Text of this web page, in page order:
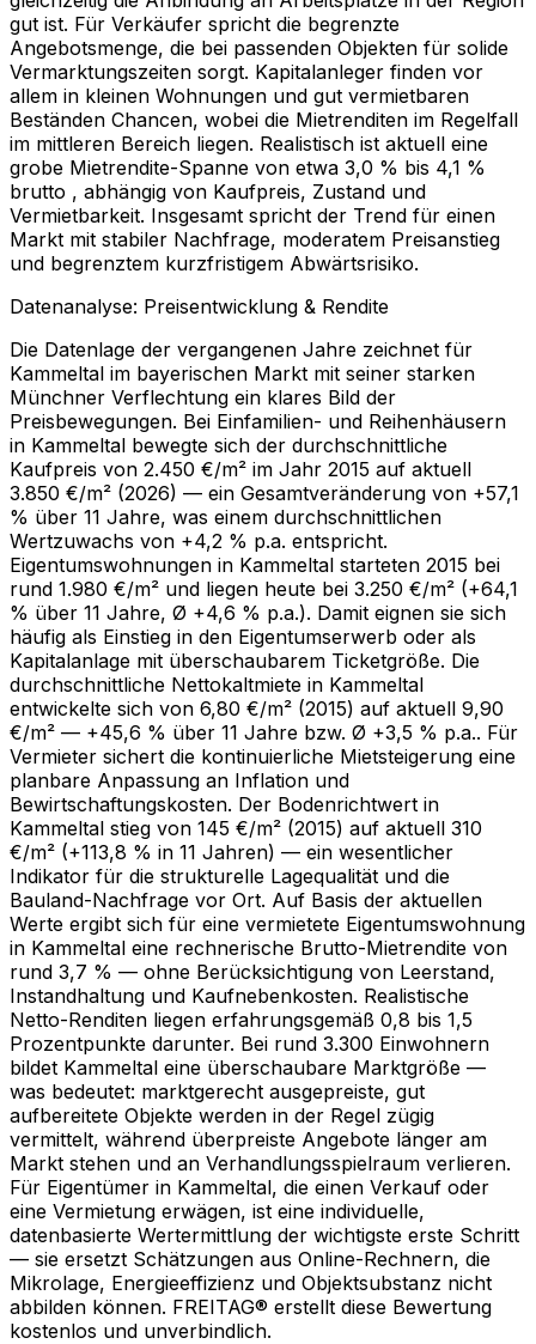
gut ist. Für Verkäufer spricht die begrenzte
Angebotsmenge, die bei passenden Objekten für solide
Vermarktungszeiten sorgt. Kapitalanleger finden vor
allem in kleinen Wohnungen und gut vermietbaren
Beständen Chancen, wobei die Mietrenditen im Regelfall
im mittleren Bereich liegen. Realistisch ist aktuell eine
grobe Mietrendite-Spanne von etwa 3,0 % bis 4,1 %
brutto , abhängig von Kaufpreis, Zustand und
Vermietbarkeit. Insgesamt spricht der Trend für einen
Markt mit stabiler Nachfrage, moderatem Preisanstieg
und begrenztem kurzfristigem Abwärtsrisiko.
Datenanalyse: Preisentwicklung & Rendite
Die Datenlage der vergangenen Jahre zeichnet für
Kammeltal im bayerischen Markt mit seiner starken
Münchner Verflechtung ein klares Bild der
Preisbewegungen. Bei Einfamilien- und Reihenhäusern
in Kammeltal bewegte sich der durchschnittliche
Kaufpreis von 2.450 €/m² im Jahr 2015 auf aktuell
3.850 €/m² (2026) — ein Gesamtveränderung von +57,1
% über 11 Jahre, was einem durchschnittlichen
Wertzuwachs von +4,2 % p.a. entspricht.
Eigentumswohnungen in Kammeltal starteten 2015 bei
rund 1.980 €/m² und liegen heute bei 3.250 €/m² (+64,1
% über 11 Jahre, Ø +4,6 % p.a.). Damit eignen sie sich
häufig als Einstieg in den Eigentumserwerb oder als
Kapitalanlage mit überschaubarem Ticketgröße. Die
durchschnittliche Nettokaltmiete in Kammeltal
entwickelte sich von 6,80 €/m² (2015) auf aktuell 9,90
€/m² — +45,6 % über 11 Jahre bzw. Ø +3,5 % p.a.. Für
Vermieter sichert die kontinuierliche Mietsteigerung eine
planbare Anpassung an Inflation und
Bewirtschaftungskosten. Der Bodenrichtwert in
Kammeltal stieg von 145 €/m² (2015) auf aktuell 310
€/m² (+113,8 % in 11 Jahren) — ein wesentlicher
Indikator für die strukturelle Lagequalität und die
Bauland-Nachfrage vor Ort. Auf Basis der aktuellen
Werte ergibt sich für eine vermietete Eigentumswohnung
in Kammeltal eine rechnerische Brutto-Mietrendite von
rund 3,7 % — ohne Berücksichtigung von Leerstand,
Instandhaltung und Kaufnebenkosten. Realistische
Netto-Renditen liegen erfahrungsgemäß 0,8 bis 1,5
Prozentpunkte darunter. Bei rund 3.300 Einwohnern
bildet Kammeltal eine überschaubare Marktgröße —
was bedeutet: marktgerecht ausgepreiste, gut
aufbereitete Objekte werden in der Regel zügig
vermittelt, während überpreiste Angebote länger am
Markt stehen und an Verhandlungsspielraum verlieren.
Für Eigentümer in Kammeltal, die einen Verkauf oder
eine Vermietung erwägen, ist eine individuelle,
datenbasierte Wertermittlung der wichtigste erste Schritt
— sie ersetzt Schätzungen aus Online-Rechnern, die
Mikrolage, Energieeffizienz und Objektsubstanz nicht
abbilden können. FREITAG® erstellt diese Bewertung
kostenlos und unverbindlich.